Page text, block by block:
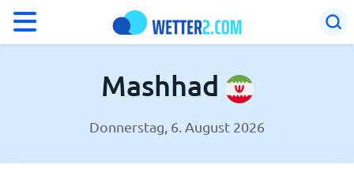
Wetter in Mashhad
Mashhad
Donnerstag, 6. August 2026